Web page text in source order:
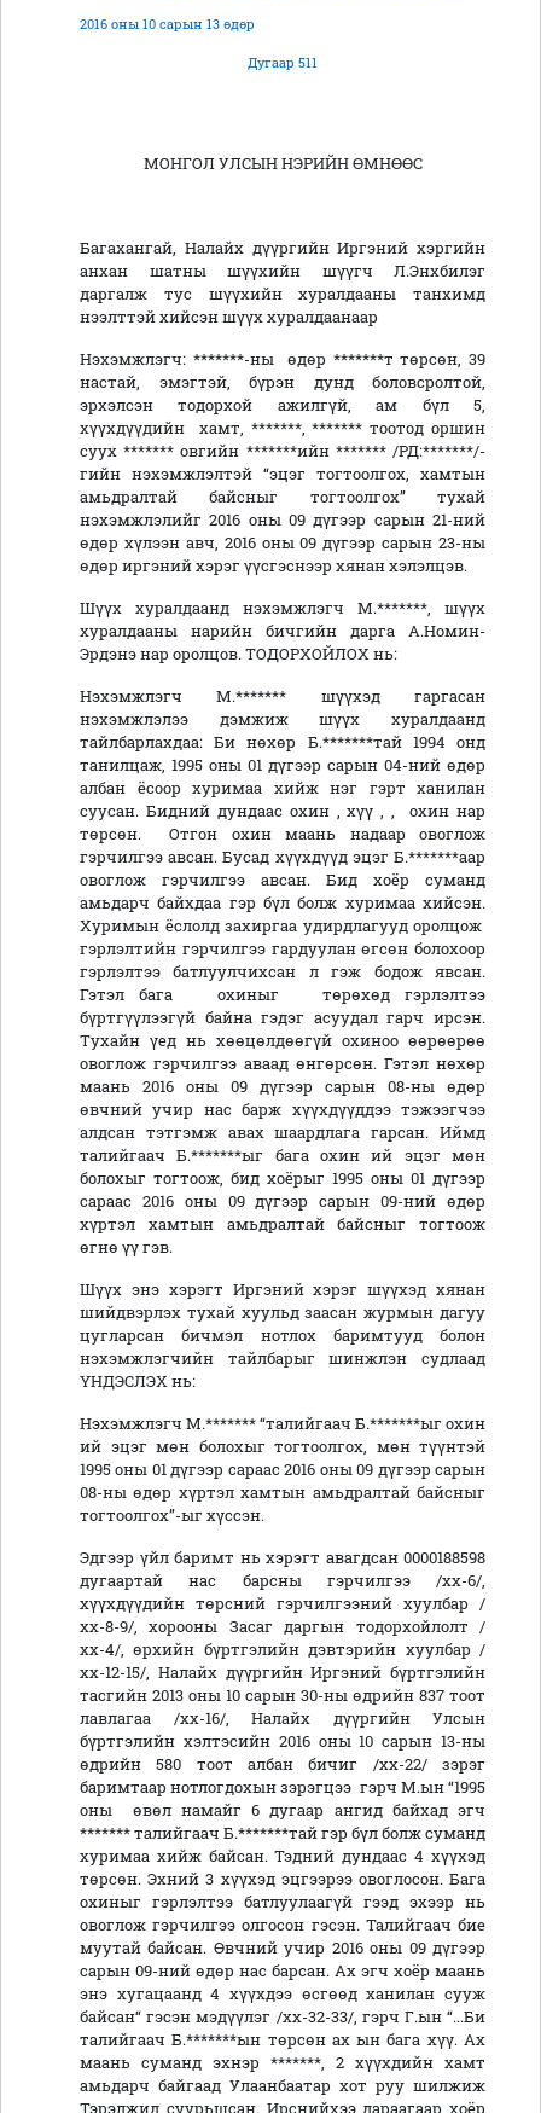
2016 оны 10 сарын 13 өдөр
Дугаар 511
МОНГОЛ УЛСЫН НЭРИЙН ӨМНӨӨС
Багахангай, Налайх дүүргийн Иргэний хэргийн
анхан шатны шүүхийн шүүгч Л.Энхбилэг
даргалж тус шүүхийн хуралдааны танхимд
нээлттэй хийсэн шүүх хуралдаанаар
Нэхэмжлэгч: *******-ны өдөр *******т төрсөн, 39
настай, эмэгтэй, бүрэн дунд боловсролтой,
эрхэлсэн тодорхой ажилгүй, ам бүл 5,
хүүхдүүдийн хамт, *******, ******* тоотод оршин
суух ******* овгийн *******ийн ******* /РД:*******/-
гийн нэхэмжлэлтэй “эцэг тогтоолгох, хамтын
амьдралтай байсныг тогтоолгох” тухай
нэхэмжлэлийг 2016 оны 09 дүгээр сарын 21-ний
өдөр хүлээн авч, 2016 оны 09 дүгээр сарын 23-ны
өдөр иргэний хэрэг үүсгэснээр хянан хэлэлцэв.
Шүүх хуралдаанд нэхэмжлэгч М.*******, шүүх
хуралдааны нарийн бичгийн дарга А.Номин-
Эрдэнэ нар оролцов. ТОДОРХОЙЛОХ нь:
Нэхэмжлэгч М.******* шүүхэд гаргасан
нэхэмжлэлээ дэмжиж шүүх хуралдаанд
тайлбарлахдаа: Би нөхөр Б.*******тай 1994 онд
танилцаж, 1995 оны 01 дүгээр сарын 04-ний өдөр
албан ёсоор хуримаа хийж нэг гэрт ханилан
суусан. Бидний дундаас охин , хүү , , охин нар
төрсөн. Отгон охин маань надаар овоглож
гэрчилгээ авсан. Бусад хүүхдүүд эцэг Б.*******аар
овоглож гэрчилгээ авсан. Бид хоёр суманд
амьдарч байхдаа гэр бүл болж хуримаа хийсэн.
Хуримын ёслолд захиргаа удирдлагууд оролцож
гэрлэлтийн гэрчилгээ гардуулан өгсөн болохоор
гэрлэлтээ батлуулчихсан л гэж бодож явсан.
Гэтэл бага охиныг төрөхөд гэрлэлтээ
бүртгүүлээгүй байна гэдэг асуудал гарч ирсэн.
Тухайн үед нь хөөцөлдөөгүй охиноо өөрөөрөө
овоглож гэрчилгээ аваад өнгөрсөн. Гэтэл нөхөр
маань 2016 оны 09 дүгээр сарын 08-ны өдөр
өвчний учир нас барж хүүхдүүддээ тэжээгчээ
алдсан тэтгэмж авах шаардлага гарсан. Иймд
талийгаач Б.*******ыг бага охин ий эцэг мөн
болохыг тогтоож, бид хоёрыг 1995 оны 01 дүгээр
сараас 2016 оны 09 дүгээр сарын 09-ний өдөр
хүртэл хамтын амьдралтай байсныг тогтоож
өгнө үү гэв.
Шүүх энэ хэрэгт Иргэний хэрэг шүүхэд хянан
шийдвэрлэх тухай хуульд заасан журмын дагуу
цугларсан бичмэл нотлох баримтууд болон
нэхэмжлэгчийн тайлбарыг шинжлэн судлаад
ҮНДЭСЛЭХ нь:
Нэхэмжлэгч М.******* “талийгаач Б.*******ыг охин
ий эцэг мөн болохыг тогтоолгох, мөн түүнтэй
1995 оны 01 дүгээр сараас 2016 оны 09 дүгээр сарын
08-ны өдөр хүртэл хамтын амьдралтай байсныг
тогтоолгох”-ыг хүссэн.
Эдгээр үйл баримт нь хэрэгт авагдсан 0000188598
дугаартай нас барсны гэрчилгээ /хх-6/,
хүүхдүүдийн төрсний гэрчилгээний хуулбар /
хх-8-9/, хорооны Засаг даргын тодорхойлолт /
хх-4/, өрхийн бүртгэлийн дэвтэрийн хуулбар /
хх-12-15/, Налайх дүүргийн Иргэний бүртгэлийн
тасгийн 2013 оны 10 сарын 30-ны өдрийн 837 тоот
лавлагаа /хх-16/, Налайх дүүргийн Улсын
бүртгэлийн хэлтэсийн 2016 оны 10 сарын 13-ны
өдрийн 580 тоот албан бичиг /хх-22/ зэрэг
баримтаар нотлогдохын зэрэгцээ гэрч М.ын “1995
оны өвөл намайг 6 дугаар ангид байхад эгч
******* талийгаач Б.*******тай гэр бүл болж суманд
хуримаа хийж байсан. Тэдний дундаас 4 хүүхэд
төрсөн. Эхний 3 хүүхэд эцгээрээ овоглосон. Бага
охиныг гэрлэлтээ батлуулаагүй гээд эхээр нь
овоглож гэрчилгээ олгосон гэсэн. Талийгаач бие
муутай байсан. Өвчний учир 2016 оны 09 дүгээр
сарын 09-ний өдөр нас барсан. Ах эгч хоёр маань
энэ хугацаанд 4 хүүхдээ өсгөөд ханилан сууж
байсан“ гэсэн мэдүүлэг /хх-32-33/, гэрч Г.ын “...Би
талийгаач Б.*******ын төрсөн ах ын бага хүү. Ах
маань суманд эхнэр *******, 2 хүүхдийн хамт
амьдарч байгаад Улаанбаатар хот руу шилжиж
Тэрэлжид суурьшсан. Ирснийхээ дараагаар хоёр